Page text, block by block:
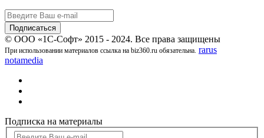
© ООО «1С-Софт» 2015 - 2024. Все права защищены
При использовании материалов ссылка на biz360.ru обязательна. rarus
notamedia
Подписка на материалы